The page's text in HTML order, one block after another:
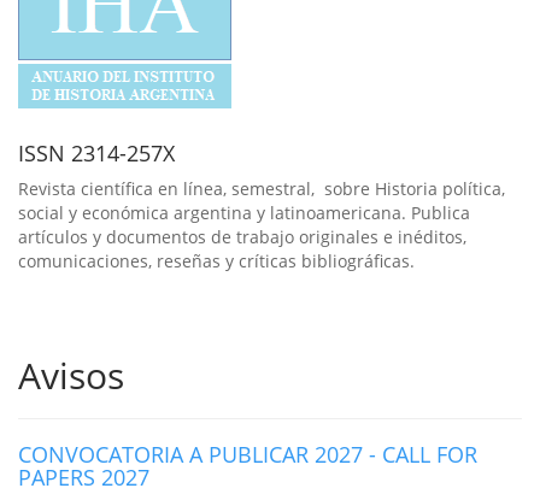
ISSN 2314-257X
Revista científica en línea, semestral, sobre Historia política,
social y económica argentina y latinoamericana. Publica
artículos y documentos de trabajo originales e inéditos,
comunicaciones, reseñas y críticas bibliográficas.
Avisos
CONVOCATORIA A PUBLICAR 2027 - CALL FOR
PAPERS 2027